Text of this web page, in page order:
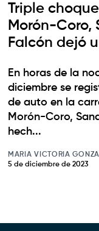
Triple
Morón-Coro,
Falcón dejó
En horas de la
diciembre se
de auto en la
Morón-Coro,
hech...
MARIA VICTORIA
5 de diciembre de 2023